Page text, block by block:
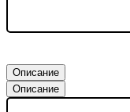
Описание
Описание